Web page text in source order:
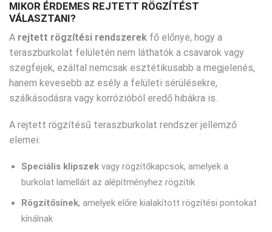
MIKOR ÉRDEMES REJTETT RÖGZÍTÉST
VÁLASZTANI?
A rejtett rögzítési rendszerek fő előnye, hogy a
teraszburkolat felületén nem láthatók a csavarok vagy
szegfejek, ezáltal nemcsak esztétikusabb a megjelenés,
hanem kevesebb az esély a felületi sérülésekre,
szálkásodásra vagy korrózióból eredő hibákra is.
A rejtett rögzítésű teraszburkolat rendszer jellemző
elemei:
Speciális klipszek vagy rögzítőkapcsok, amelyek a
burkolat lamelláit az alépítményhez rögzítik
Rögzítősínek, amelyek előre kialakított rögzítési pontokat
kínálnak